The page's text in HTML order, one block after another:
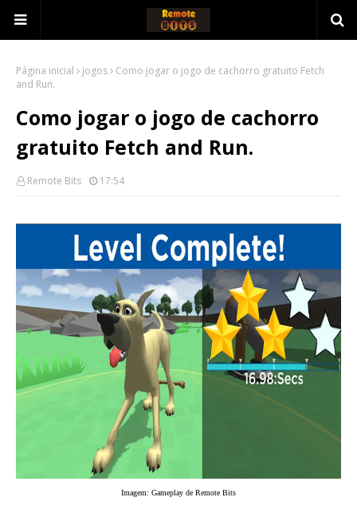
Página inicial jogos
Como jogar o jogo de cachorro gratuito Fetch
and Run.
Como jogar o jogo de cachorro
gratuito Fetch and Run.
Remote Bits 17:54
Imagem: Gameplay de Remote Bits